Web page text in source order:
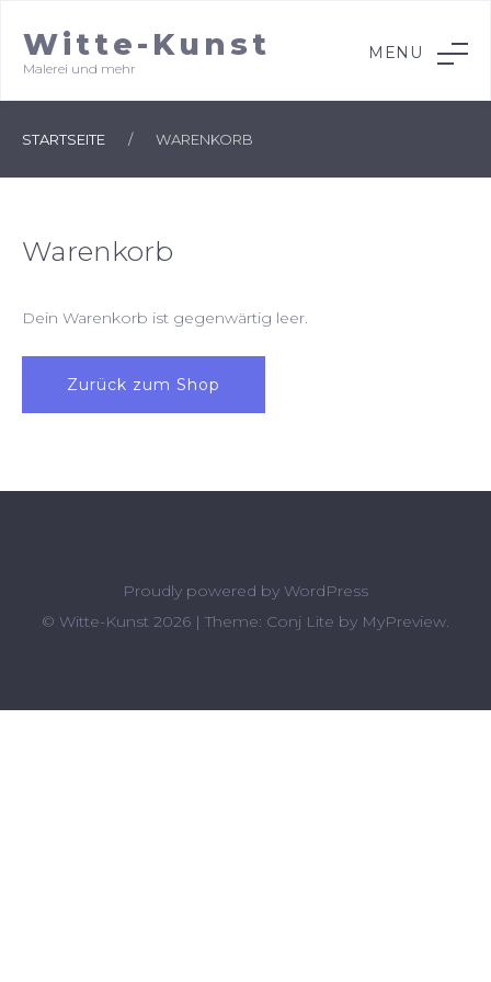
content
Skip
to
navigation
Skip
to
content
Witte-Kunst
Malerei und mehr
MENU
STARTSEITE / WARENKORB
Warenkorb
Dein Warenkorb ist gegenwärtig leer.
Zurück zum Shop
Proudly powered by WordPress
© Witte-Kunst 2026 | Theme: Conj Lite by MyPreview